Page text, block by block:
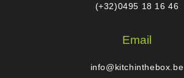
(+32)0495 18 16 46
Email
info@kitchinthebox.be